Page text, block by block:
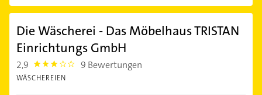
Die Wäscherei - Das Möbelhaus TRISTAN
Einrichtungs GmbH
2,9 2.9 9 Bewertungen
WÄSCHEREIEN